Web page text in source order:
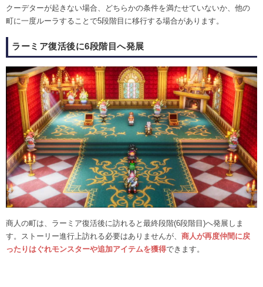
クーデターが起きない場合、どちらかの条件を満たせていないか、他の
町に一度ルーラすることで5段階目に移行する場合があります。
ラーミア復活後に6段階目へ発展
商人の町は、ラーミア復活後に訪れると最終段階(6段階目)へ発展しま
す。ストーリー進行上訪れる必要はありませんが、 商人が再度仲間に戻
ったりはぐれモンスターや追加アイテムを獲得できます。